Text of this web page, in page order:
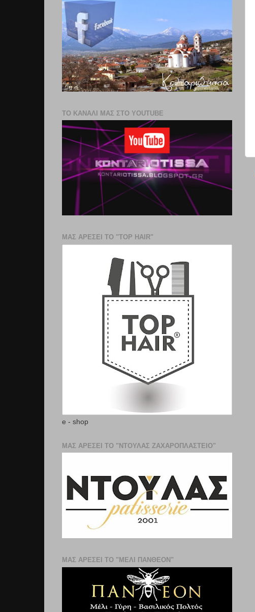
ΤΟ ΚΑΝΑΛΙ ΜΑΣ ΣΤΟ YOUTUBE
ΜΑΣ ΑΡΕΣΕΙ ΤΟ "TOP HAIR"
e - shop
ΜΑΣ ΑΡΕΣΕΙ ΤΟ "ΝΤΟΥΛΑΣ ΖΑΧΑΡΟΠΛΑΣΤΕΊΟ"
ΜΑΣ ΑΡΕΣΕΙ ΤΟ "ΜΕΛΙ ΠΑΝΘΕΟΝ"